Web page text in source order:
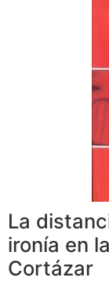
La
ironía en
Cortázar